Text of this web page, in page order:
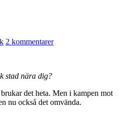
2 kommentarer
stad nära dig?
det heta. Men i kampen mot
nu också det omvända.